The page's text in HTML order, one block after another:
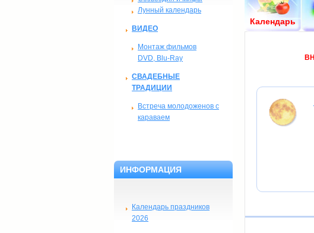
Лунный календарь
ВИДЕО
Монтаж фильмов
DVD, Blu-Ray
СВАДЕБНЫЕ
ТРАДИЦИИ
Встреча молодоженов с
караваем
ИНФОРМАЦИЯ
Календарь праздников
2026
Календарь